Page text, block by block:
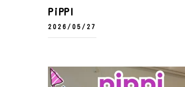
PiPPI
2026/05/27